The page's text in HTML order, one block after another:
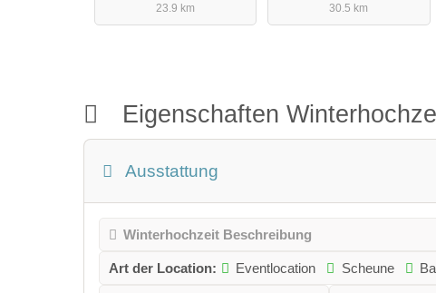
23.9 km
30.5 km
Eigenschaften
Ausstattung
Winterhochzeit Beschreibung
Art der Location: Eventlocation Scheune